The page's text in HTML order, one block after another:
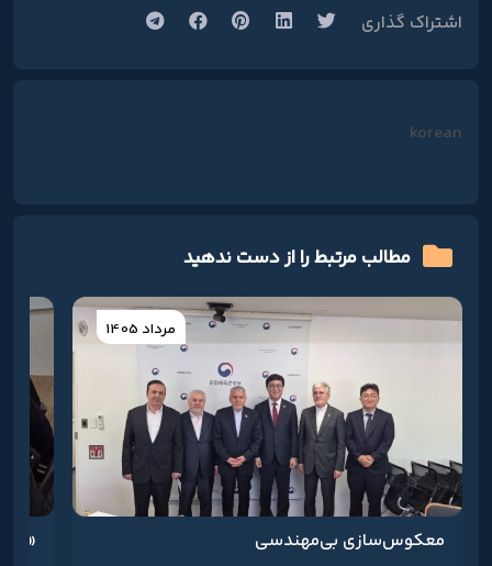
اشتراک گذاری
korean
مطالب مرتبط را از دست ندهید
مرداد 1405
معکوس‌سازی بی‌مهندسی